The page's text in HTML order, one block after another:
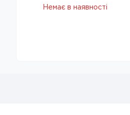
Любов І Трохи Солі С
Немає в наявності